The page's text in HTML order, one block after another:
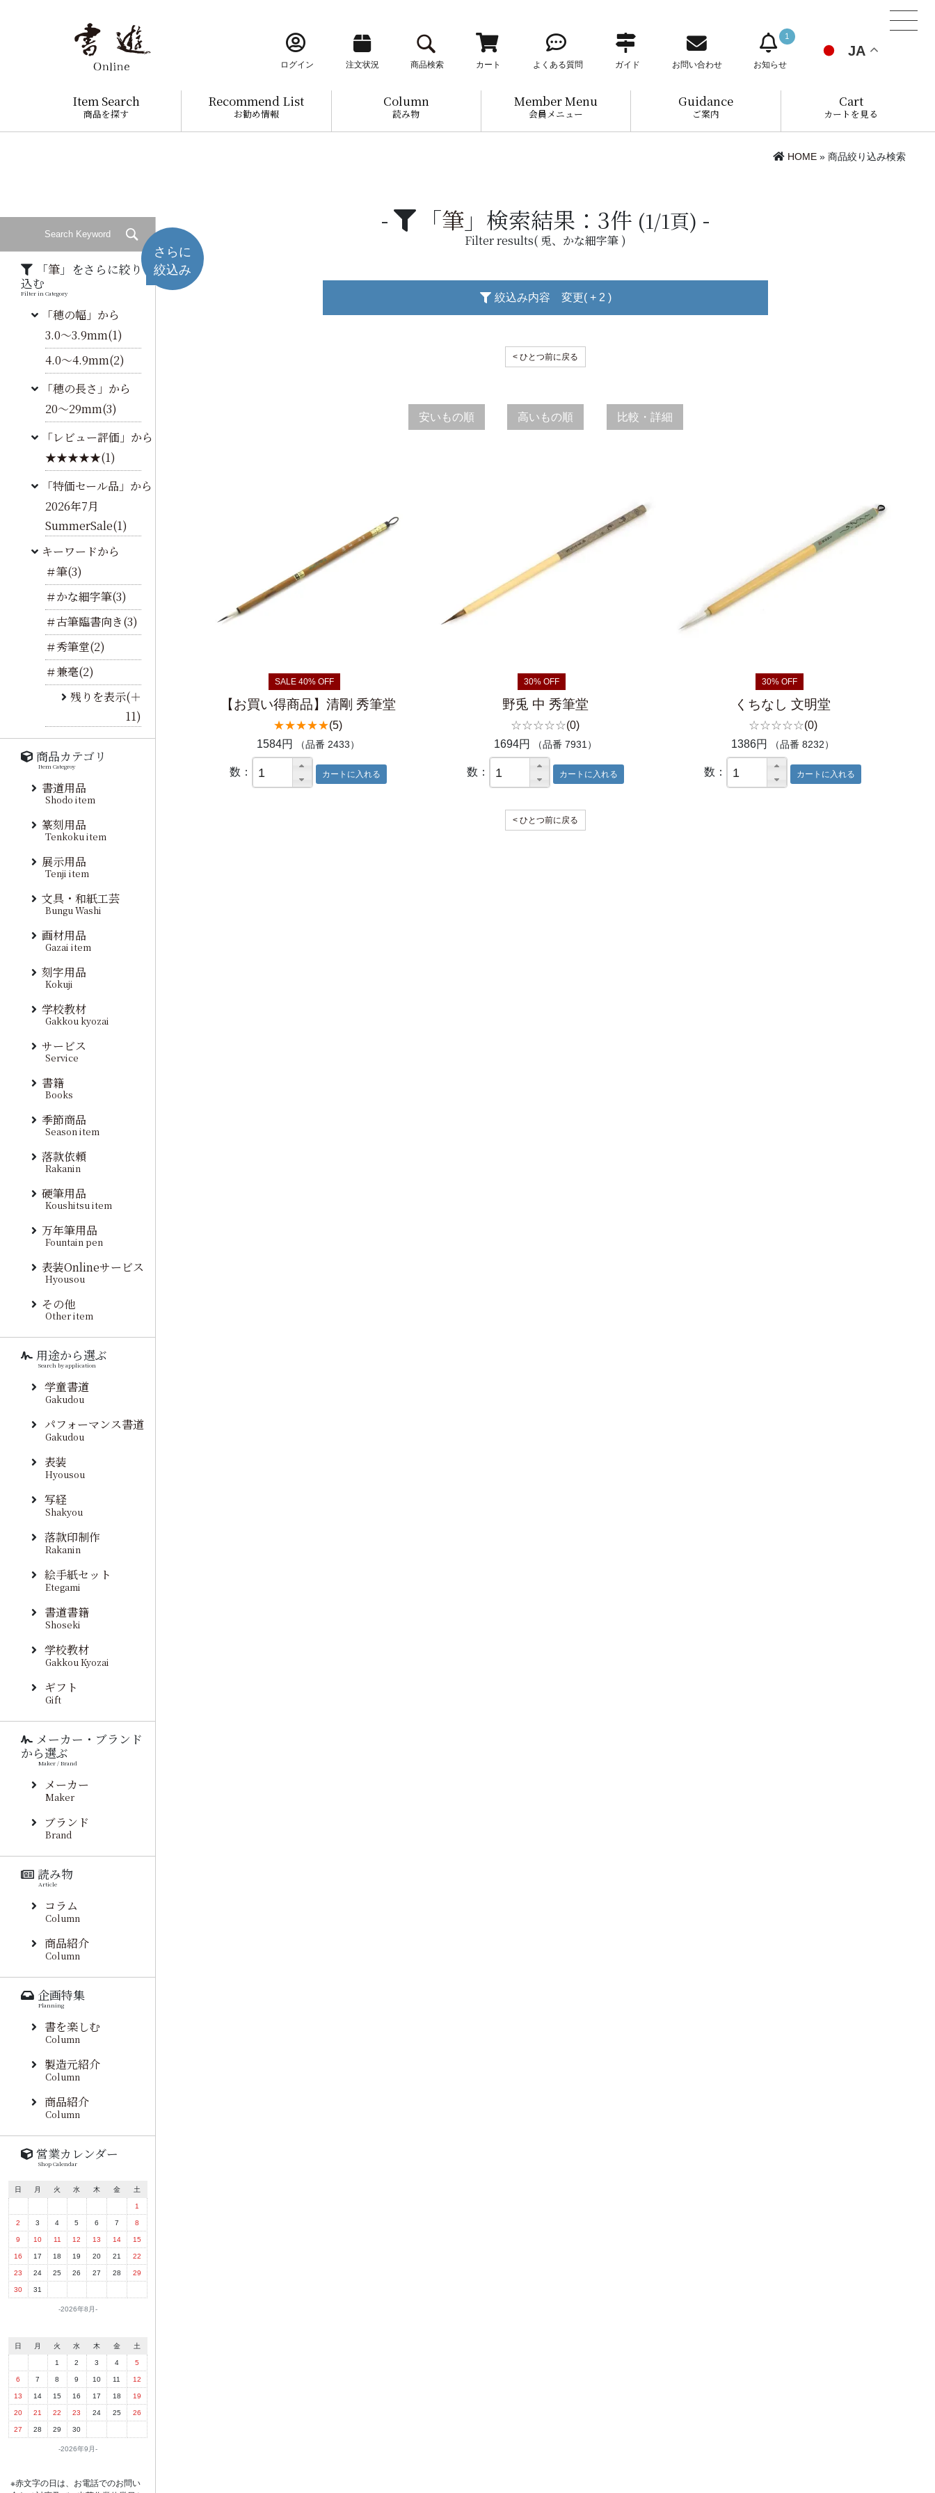
ログイン 注文状況 商品検索 カート よくある質問 ガイド お問い合わせ
1
お知らせ
JA
Item Search
商品を探す
Recommend List
お勧め情報
Column
読み物
Member Menu
会員メニュー
Guidance
ご案内
Cart
カートを見る
HOME » 商品絞り込み検索
「筆」検索結果： 3件 (1/1頁)
Filter results( 兎、かな細字筆 )
絞込み内容 変更( + 2 )
< ひとつ前に戻る
安いもの順 高いもの順 比較・詳細
SALE 40% OFF
【お買い得商品】清剛 秀筆堂
★★★★★(5)
1584円
（品番 2433）
数：
30% OFF
野兎 中 秀筆堂
☆☆☆☆☆(0)
1694円
（品番 7931）
数：
30% OFF
くちなし 文明堂
☆☆☆☆☆(0)
1386円
（品番 8232）
数：
< ひとつ前に戻る
「筆 」をさらに絞り
込む
Filter in Category
さらに
絞込み
「穂の幅」から
3.0～3.9mm(1)
4.0～4.9mm(2)
「穂の長さ」から
20～29mm(3)
「レビュー評価」から
★★★★★(1)
「特価セール品」から
2026年7月
SummerSale(1)
キーワードから
＃筆(3)
＃かな細字筆(3)
＃古筆臨書向き(3)
＃秀筆堂(2)
＃兼毫(2)
残りを表示(＋
11)
商品カテゴリ
Item Categroy
書道用品
Shodo item
篆刻用品
Tenkoku item
展示用品
Tenji item
文具・和紙工芸
Bungu Washi
画材用品
Gazai item
刻字用品
Kokuji
学校教材
Gakkou kyozai
サービス
Service
書籍
Books
季節商品
Season item
落款依頼
Rakanin
硬筆用品
Koushitsu item
万年筆用品
Fountain pen
表装Onlineサービス
Hyousou
その他
Other item
用途から選ぶ
Search by application
学童書道
Gakudou
パフォーマンス書道
Gakudou
表装
Hyousou
写経
Shakyou
落款印制作
Rakanin
絵手紙セット
Etegami
書道書籍
Shoseki
学校教材
Gakkou Kyozai
ギフト
Gift
メーカー・ブランド
から選ぶ
Maker / Brand
メーカー
Maker
ブランド
Brand
読み物
Article
コラム
Column
商品紹介
Column
企画特集
Planning
書を楽しむ
Column
製造元紹介
Column
商品紹介
Column
営業カレンダー
Shop Calendar
2026年8月
日 月 火 水 木 金 土
1
2 3 4 5 6 7 8
9 10 11 12 13 14 15
16 17 18 19 20 21 22
23 24 25 26 27 28 29
30 31
2026年9月
日 月 火 水 木 金 土
1 2 3 4 5
6 7 8 9 10 11 12
13 14 15 16 17 18 19
20 21 22 23 24 25 26
27 28 29 30
※赤文字の日は、お電話でのお問い